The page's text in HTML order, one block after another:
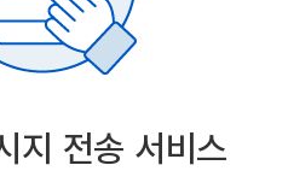
지 전송 서비스